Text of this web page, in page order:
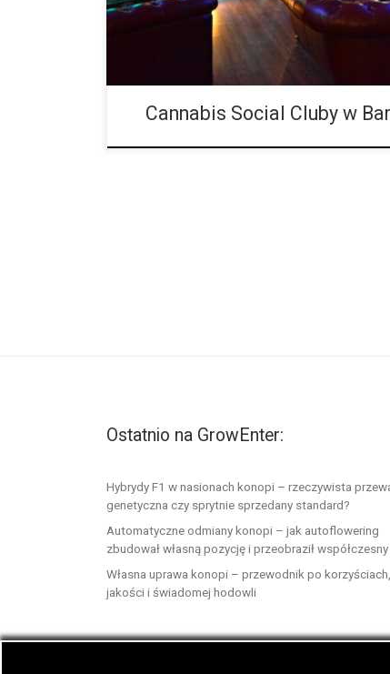
Cannabis Social Cluby w
Ostatnio na GrowEnter:
Hybrydy F1 w nasionach konopi – rzeczywista
genetyczna czy sprytnie sprzedany standard?
Automatyczne odmiany konopi – jak autoflowering
zbudował własną pozycję i przeobraził współczesny
Własna uprawa konopi – przewodnik po korzyściach,
jakości i świadomej hodowli